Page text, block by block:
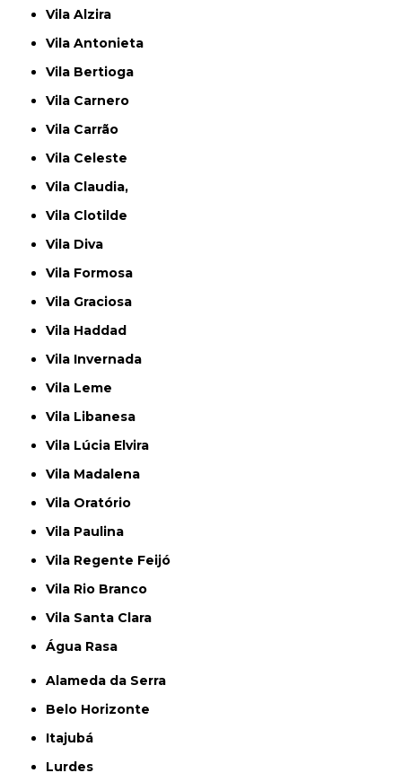
Vila Alzira
Vila Antonieta
Vila Bertioga
Vila Carnero
Vila Carrão
Vila Celeste
Vila Claudia,
Vila Clotilde
Vila Diva
Vila Formosa
Vila Graciosa
Vila Haddad
Vila Invernada
Vila Leme
Vila Libanesa
Vila Lúcia Elvira
Vila Madalena
Vila Oratório
Vila Paulina
Vila Regente Feijó
Vila Rio Branco
Vila Santa Clara
Água Rasa
Alameda da Serra
Belo Horizonte
Itajubá
Lurdes